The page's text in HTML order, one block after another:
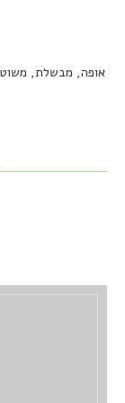
אופה, מבשלת,